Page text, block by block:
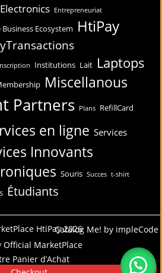
Electronics Entrepreneuriat
Business Ecosystem HtiPay
Institutions Lait Laptops
Miscellanous
Partners Plans RefillCard
en ligne Services
Innovants
Souris Succes t-shirt
Étudiants
HtiPay 2026
Catalog Me! by impleCode
Official MarketPlace
Panier d’Achat